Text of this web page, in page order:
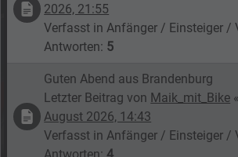
2026, 21:55
Verfasst in Anfänger / Einsteiger /
Antworten: 5
Guten Abend aus Brandenburg
Letzter Beitrag von Maik_mit_Bike «
August 2026, 14:43
Verfasst in Anfänger / Einsteiger /
Antworten:4